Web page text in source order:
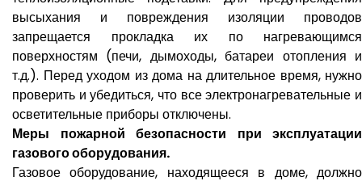
высыхания и повреждения изоляции проводов
запрещается прокладка их по нагревающимся
поверхностям (печи, дымоходы, батареи отопления и
т.д.). Перед уходом из дома на длительное время, нужно
проверить и убедиться, что все электронагревательные и
осветительные приборы отключены.
Меры пожарной безопасности при эксплуатации
газового оборудования.
Газовое оборудование, находящееся в доме, должно